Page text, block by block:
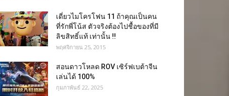
เดี่ยวไมโครโฟน 11 ถ้าคุณเป็นคน
ที่รักพี่โน้ส ตัวจริงต้องไปชื้อของที่มี
ลิขสิทธิ์แท้ เท่านั้น !!
พฤศจิกายน 25, 2015
สอนดาวโหลด ROV เซิร์ฟเบต้าจีน
เล่นได้ 100%
กุมภาพันธ์ 22, 2025